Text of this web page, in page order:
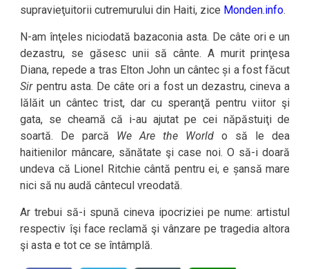
supravieţuitorii cutremurului din Haiti, zice Monden.info.
N-am înţeles niciodată bazaconia asta. De câte ori e un
dezastru, se găsesc unii să cânte. A murit prinţesa
Diana, repede a tras Elton John un cântec și a fost făcut
Sirpentru asta. De câte ori a fost un dezastru, cineva a
lălăit un cântec trist, dar cu speranţă pentru viitor şi
gata, se cheamă că i-au ajutat pe cei năpăstuiţi de
soartă. De parcă We Are the World o să le dea
haitienilor mâncare, sănătate şi case noi. O să-i doară
undeva că Lionel Ritchie cântă pentru ei, e șansă mare
nici să nu audă cântecul vreodată.
Ar trebui să-i spună cineva ipocriziei pe nume: artistul
respectiv îşi face reclamă şi vânzare pe tragedia altora
şi asta e tot ce se întâmplă.